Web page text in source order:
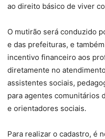
ao direito básico de viver
O mutirão será conduzido
e das prefeituras, e
incentivo financeiro aos
diretamente no
assistentes sociais,
para agentes comunitários
e orientadores sociais.
Para realizar o cadastro, é